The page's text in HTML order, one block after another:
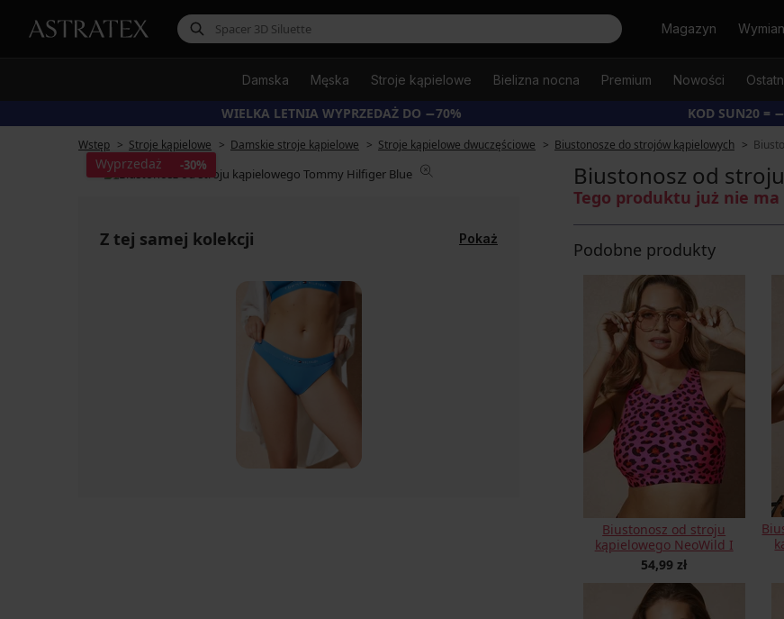
SzukajMagazyn
Damska Męska Stroje kąpielowe Bielizna nocna Premium Nowości
WIELKA LETNIA WYPRZEDAŻ DO −70% KOD SUN20 =
Wstęp Stroje kąpielowe Damskie stroje kąpielowe Stroje kąpielowe dwuczęściowe Biustonosze do strojów kąpielowych
Wyprzedaż -30%
Z tej samej kolekcji Pokaż
Biustonosz od
Tego produktu już nie ma
Podobne produkty
Biustonosz od stroju
kąpielowego NeoWild I
54,99 zł